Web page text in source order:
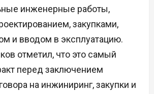
инженерные работы,
закупками,
и вводом в эксплуатацию.
отметил, что это самый
перед заключением
на инжиниринг, закупки и